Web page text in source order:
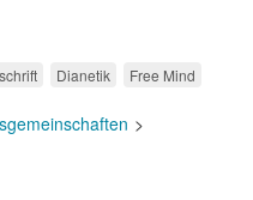
Dianetik Free Mind